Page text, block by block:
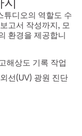
튜디오의 역할도 수
고서 작성까지, 모
환경을 제공합니
해상도 기록 작업
선(UV) 광원 진단